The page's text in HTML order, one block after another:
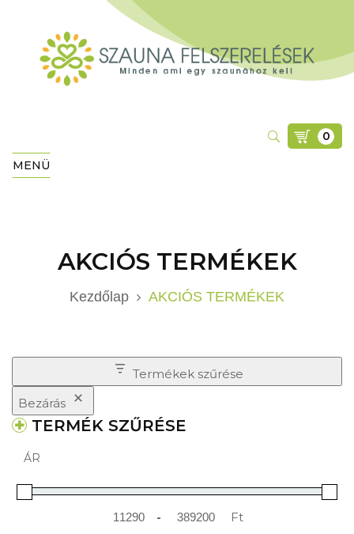
0
MENÜ
AKCIÓS TERMÉKEK
Kezdőlap AKCIÓS TERMÉKEK
Termékek szűrése
Bezárás
TERMÉK SZŰRÉSE
ÁR
- Ft